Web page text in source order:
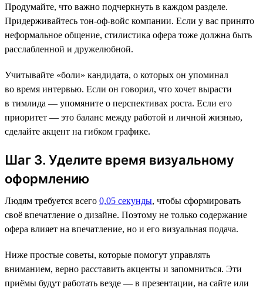
Продумайте, что важно подчеркнуть в каждом разделе.
Придерживайтесь тон-оф-войс компании. Если у вас принято
неформальное общение, стилистика офера тоже должна быть
расслабленной и дружелюбной.
Учитывайте «боли» кандидата, о которых он упоминал
во время интервью. Если он говорил, что хочет вырасти
в тимлида — упомяните о перспективах роста. Если его
приоритет — это баланс между работой и личной жизнью,
сделайте акцент на гибком графике.
Шаг 3. Уделите время визуальному
оформлению
Людям требуется всего 0,05 секунды, чтобы сформировать
своё впечатление о дизайне. Поэтому не только содержание
офера влияет на впечатление, но и его визуальная подача.
Ниже простые советы, которые помогут управлять
вниманием, верно расставить акценты и запомниться. Эти
приёмы будут работать везде — в презентации, на сайте или